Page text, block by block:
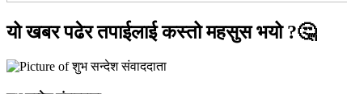
यो खबर पढेर तपाईलाई कस्तो महसुस भयो ?🤔